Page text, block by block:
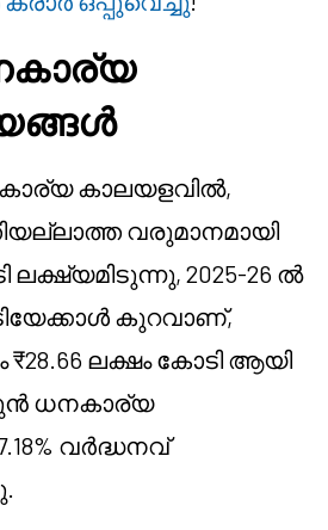
കാലയളവിൽ,
വരുമാനമായി
ലക്ഷ്യമിടുന്നു, 2025-26 ൽ
കുറവാണ്,
ലക്ഷം കോടി ആയി
ധനകാര്യ
വർദ്ധനവ്